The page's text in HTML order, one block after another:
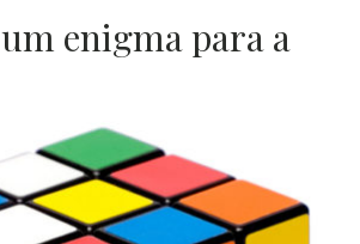
um enigma para a